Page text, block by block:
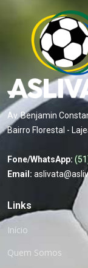
Av. Benjamin
Bairro Florestal -
Fone/WhatsApp:
Email:
Links
Início
Quem Somos